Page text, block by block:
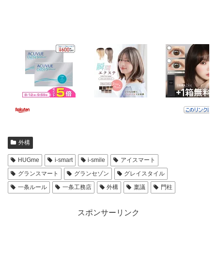
外構
HUGme i-smart i-smile
アイスマート
グランスマート
グランセゾン
グレイスタイル
一条ルール
一条工務店 外構 稟議 門柱
スポンサーリンク